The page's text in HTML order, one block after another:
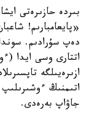
بىردە حازىرەتى
«پايعامبارىم!
دەپ سۇرادىم.
اتتارى وسى ايدا
ازىرەيىلگە
اتىمنىڭ
جاۋاپ بەرەدى.